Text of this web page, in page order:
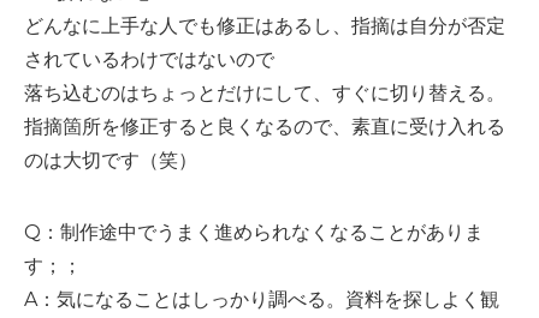
どんなに上手な人でも修正はあるし、指摘は自分が否定
されているわけではないので
落ち込むのはちょっとだけにして、すぐに切り替える。
指摘箇所を修正すると良くなるので、素直に受け入れる
のは大切です（笑）
Q：制作途中でうまく進められなくなることがありま
す；；
A：気になることはしっかり調べる。資料を探しよく観